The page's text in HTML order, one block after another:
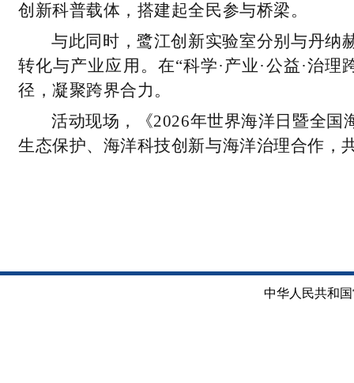
创新科普载体，搭建起全民参与桥梁。
与此同时，鹭江创新实验室分别与丹纳
转化与产业应用。在“科学·产业·公益·治
径，凝聚跨界合力。
活动现场，《2026年世界海洋日暨全
生态保护、海洋科技创新与海洋治理合作，
中华人民共和